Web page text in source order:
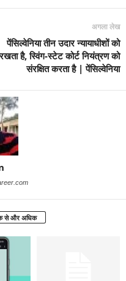
अगला लेख
पेंसिल्वेनिया तीन उदार न्यायाधीशों को
रखता है, स्विंग-स्टेट कोर्ट नियंत्रण को
संरक्षित करता है | पेंसिल्वेनिया
से और अधिक